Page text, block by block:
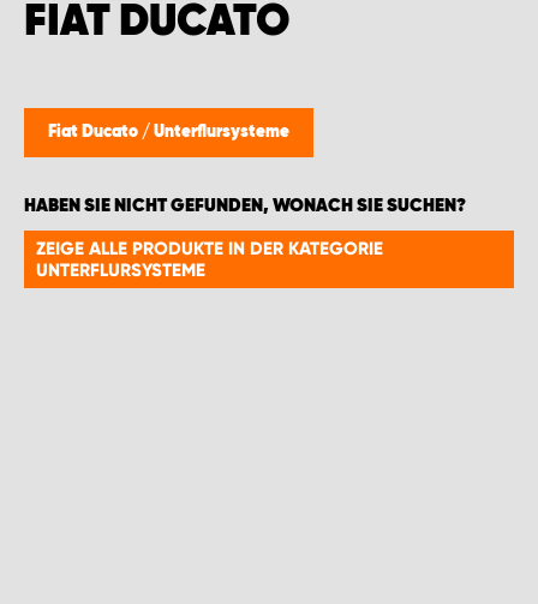
FIAT DUCATO
Fiat Ducato / Unterflursysteme
HABEN SIE NICHT GEFUNDEN, WONACH SIE SUCHEN?
ZEIGE ALLE PRODUKTE IN DER KATEGORIE
UNTERFLURSYSTEME
WORK SYSTEM LUDWIGSHAFEN
WORK SYSTEM MÜNCHEN
WORK SYSTEM RHEINLAND